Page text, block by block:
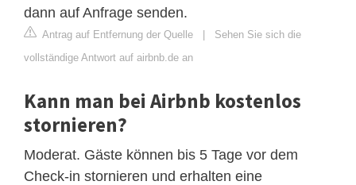
dann auf Anfrage senden.
Antrag auf Entfernung der Quelle | Sehen Sie sich die
vollständige Antwort auf airbnb.de an
Kann man bei Airbnb kostenlos
stornieren?
Moderat. Gäste können bis 5 Tage vor dem
Check-in stornieren und erhalten eine